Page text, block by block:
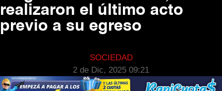
realizaron el último acto
previo a su egreso
SOCIEDAD
2 de Dic, 2025 09:21